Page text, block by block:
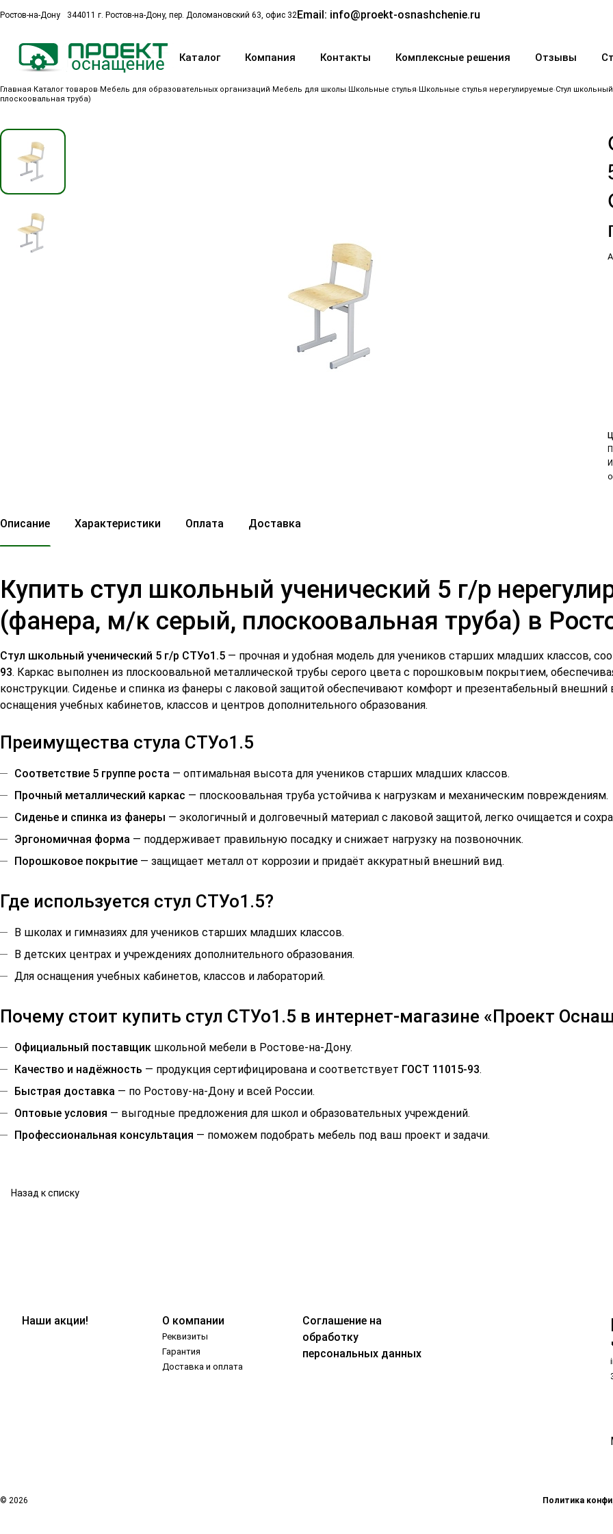
Ростов-на-Дону 344011 г. Ростов-на-Дону, пер. Доломановский 63, офис 32Email: info@proekt-osnashchenie.ru
Каталог Компания Контакты Комплексные решения Отзывы
Главная Каталог товаров Мебель для образовательных организаций Мебель для школы Школьные стулья Школьные стулья нерегулируемые Стул
плоскоовальная труба)
Описание Характеристики Оплата Доставка
Купить стул школьный ученический 5 г/р
(фанера, м/к серый, плоскоовальная труба) в
Стул школьный ученический 5 г/р СТУо1.5 — прочная и удобная модель для учеников старших младших классов,
93. Каркас выполнен из плоскоовальной металлической трубы серого цвета с порошковым покрытием,
конструкции. Сиденье и спинка из фанеры с лаковой защитой обеспечивают комфорт и презентабельный внешний
оснащения учебных кабинетов, классов и центров дополнительного образования.
Преимущества стула СТУо1.5
Соответствие 5 группе роста — оптимальная высота для учеников старших младших классов.
Прочный металлический каркас — плоскоовальная труба устойчива к нагрузкам и механическим повреждениям.
Сиденье и спинка из фанеры — экологичный и долговечный материал с лаковой защитой, легко очищается и
Эргономичная форма — поддерживает правильную посадку и снижает нагрузку на позвоночник.
Порошковое покрытие — защищает металл от коррозии и придаёт аккуратный внешний вид.
Где используется стул СТУо1.5?
В школах и гимназиях для учеников старших младших классов.
В детских центрах и учреждениях дополнительного образования.
Для оснащения учебных кабинетов, классов и лабораторий.
Почему стоит купить стул СТУо1.5 в интернет-магазине «Проект
Официальный поставщик школьной мебели в Ростове-на-Дону.
Качество и надёжность — продукция сертифицирована и соответствует ГОСТ 11015-93.
Быстрая доставка — по Ростову-на-Дону и всей России.
Оптовые условия — выгодные предложения для школ и образовательных учреждений.
Профессиональная консультация — поможем подобрать мебель под ваш проект и задачи.
Назад к списку
Наши акции! О компании
Реквизиты
Гарантия
Доставка и оплата
Соглашение на
обработку
персональных данных
© 2026 Политика